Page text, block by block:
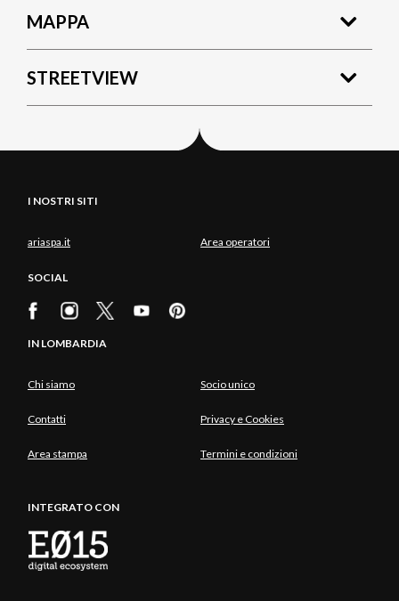
MAPPA
STREETVIEW
I NOSTRI SITI
ariaspa.it Area operatori
SOCIAL
IN LOMBARDIA
Chi siamo Socio unico
Contatti Privacy e Cookies
Area stampa Termini e condizioni
INTEGRATO CON